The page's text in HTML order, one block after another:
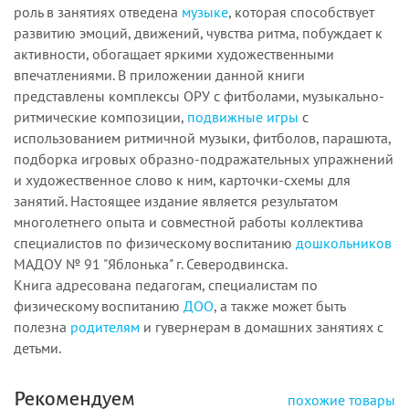
роль в занятиях отведена музыке, которая способствует
развитию эмоций, движений, чувства ритма, побуждает к
активности, обогащает яркими художественными
впечатлениями. В приложении данной книги
представлены комплексы ОРУ с фитболами, музыкально-
ритмические композиции, подвижные игры с
использованием ритмичной музыки, фитболов, парашюта,
подборка игровых образно-подражательных упражнений
и художественное слово к ним, карточки-схемы для
занятий. Настоящее издание является результатом
многолетнего опыта и совместной работы коллектива
специалистов по физическому воспитанию дошкольников
МАДОУ № 91 "Яблонька" г. Северодвинска.
Книга адресована педагогам, специалистам по
физическому воспитанию ДОО, а также может быть
полезна родителям и гувернерам в домашних занятиях с
детьми.
Рекомендуем похожие товары